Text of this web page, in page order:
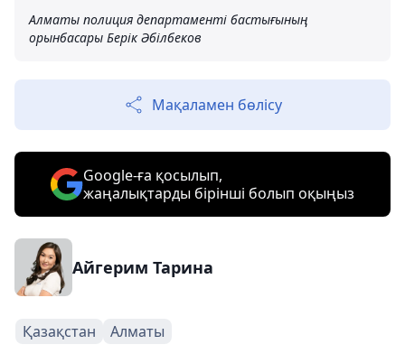
Алматы полиция департаменті бастығының
орынбасары Берік Әбілбеков
Мақаламен бөлісу
Google-ға қосылып,
жаңалықтарды бірінші болып оқыңыз
Айгерим Тарина
Қазақстан Алматы